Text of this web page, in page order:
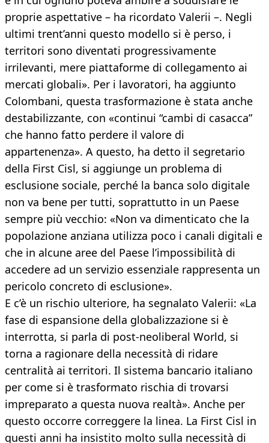
proprie aspettative – ha ricordato Valerii –. Negli
ultimi trent’anni questo modello si è perso, i
territori sono diventati progressivamente
irrilevanti, mere piattaforme di collegamento ai
mercati globali». Per i lavoratori, ha aggiunto
Colombani, questa trasformazione è stata anche
destabilizzante, con «continui “cambi di casacca”
che hanno fatto perdere il valore di
appartenenza». A questo, ha detto il segretario
della First Cisl, si aggiunge un problema di
esclusione sociale, perché la banca solo digitale
non va bene per tutti, soprattutto in un Paese
sempre più vecchio: «Non va dimenticato che la
popolazione anziana utilizza poco i canali digitali e
che in alcune aree del Paese l’impossibilità di
accedere ad un servizio essenziale rappresenta un
pericolo concreto di esclusione».
E c’è un rischio ulteriore, ha segnalato Valerii: «La
fase di espansione della globalizzazione si è
interrotta, si parla di post-neoliberal World, si
torna a ragionare della necessità di ridare
centralità ai territori. Il sistema bancario italiano
per come si è trasformato rischia di trovarsi
impreparato a questa nuova realtà». Anche per
questo occorre correggere la linea. La First Cisl in
questi anni ha insistito molto sulla necessità di